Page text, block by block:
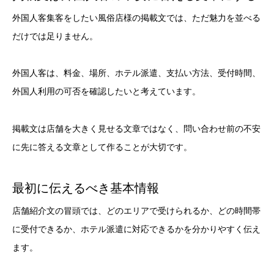
外国人客集客をしたい風俗店様の掲載文では、ただ魅力を並べる
だけでは足りません。
外国人客は、料金、場所、ホテル派遣、支払い方法、受付時間、
外国人利用の可否を確認したいと考えています。
掲載文は店舗を大きく見せる文章ではなく、問い合わせ前の不安
に先に答える文章として作ることが大切です。
最初に伝えるべき基本情報
店舗紹介文の冒頭では、どのエリアで受けられるか、どの時間帯
に受付できるか、ホテル派遣に対応できるかを分かりやすく伝え
ます。